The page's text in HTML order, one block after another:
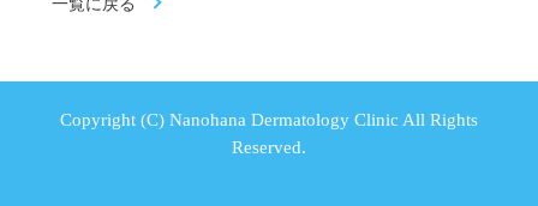
一覧に戻る
Copyright (C) Nanohana Dermatology Clinic All Rights
Reserved.